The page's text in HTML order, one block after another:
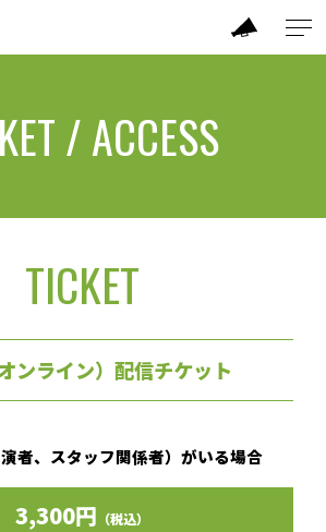
/ ACCESS
TICKET
ンライン）配信チケット
者、スタッフ関係者）がいる場合
3,300円 （税込）